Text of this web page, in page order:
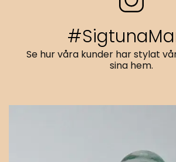
Se hur våra kunder har stylat
sina hem.